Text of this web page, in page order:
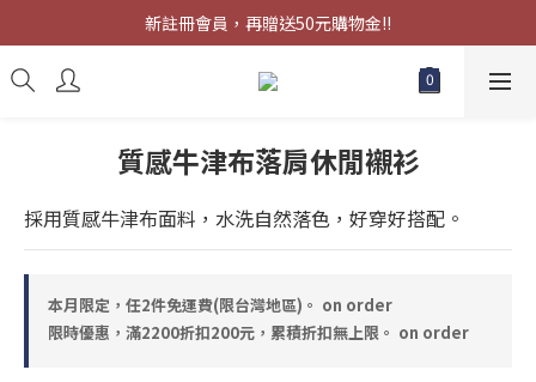
限時優惠，滿2200折扣200元，累積折扣無上限。
新註冊會員，再贈送50元購物金!!
限時優惠，滿2200折扣200元，累積折扣無上限。
質感牛津布落肩休閒襯衫
採用質感牛津布面料，水洗自然落色，好穿好搭配。
本月限定，任2件免運費(限台灣地區)。 on order
限時優惠，滿2200折扣200元，累積折扣無上限。 on order